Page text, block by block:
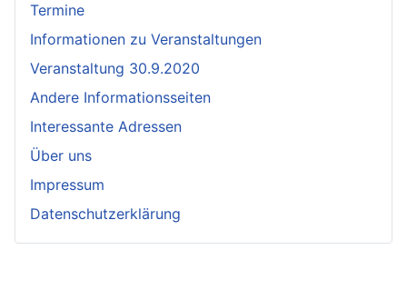
Termine
Informationen zu Veranstaltungen
Veranstaltung 30.9.2020
Andere Informationsseiten
Interessante Adressen
Über uns
Impressum
Datenschutzerklärung